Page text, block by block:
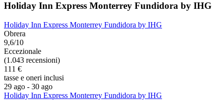
Holiday Inn Express Monterrey Fundidora by IHG
Holiday Inn Express Monterrey Fundidora by IHG
Obrera
9,6/10
Eccezionale
(1.043 recensioni)
111 €
tasse e oneri inclusi
29 ago - 30 ago
Holiday Inn Express Monterrey Fundidora by IHG